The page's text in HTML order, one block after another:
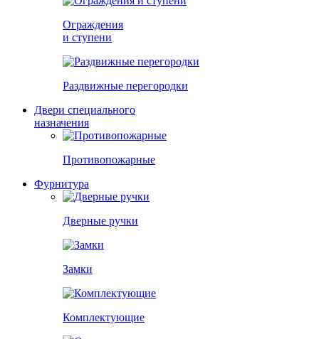
Ограждения
и ступени
Раздвижные перегородки
Двери специального
назначения
Противопожарные
Фурнитура
Дверные ручки
Замки
Комплектующие